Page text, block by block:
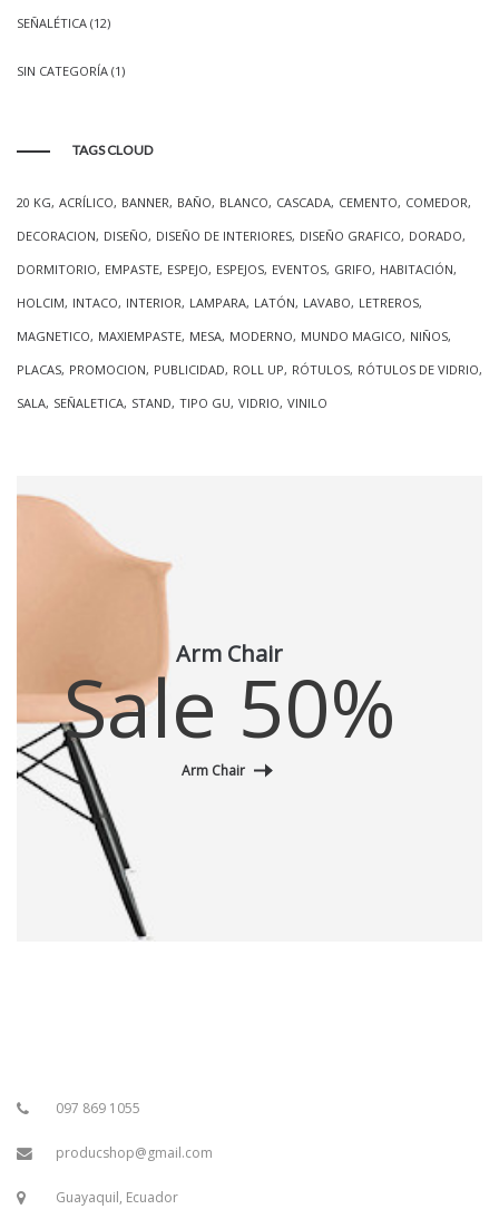
SEÑALÉTICA (12)
SIN CATEGORÍA (1)
TAGS CLOUD
20 KG ACRÍLICO BANNER BAÑO BLANCO CASCADA CEMENTO COMEDOR
DECORACION DISEÑO DISEÑO DE INTERIORES DISEÑO GRAFICO DORADO
DORMITORIO EMPASTE ESPEJO ESPEJOS EVENTOS GRIFO HABITACIÓN
HOLCIM INTACO INTERIOR LAMPARA LATÓN LAVABO LETREROS
MAGNETICO MAXIEMPASTE MESA MODERNO MUNDO MAGICO NIÑOS
PLACAS PROMOCION PUBLICIDAD ROLL UP RÓTULOS RÓTULOS DE VIDRIO
SALA SEÑALETICA STAND TIPO GU VIDRIO VINILO
Arm Chair
Sale 50%
Arm Chair
097 869 1055
producshop@gmail.com
Guayaquil, Ecuador